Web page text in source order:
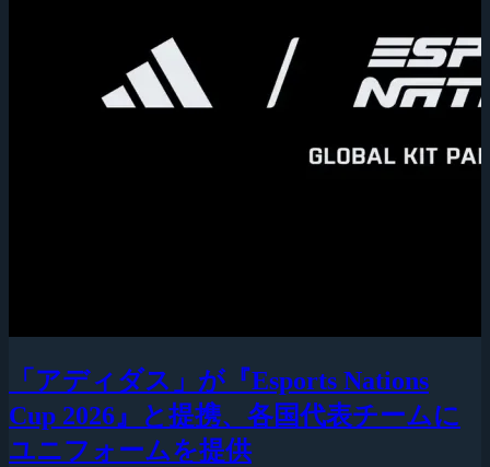
「アディダス」が『Esports Nations
Cup 2026』と提携、各国代表チームに
ユニフォームを提供